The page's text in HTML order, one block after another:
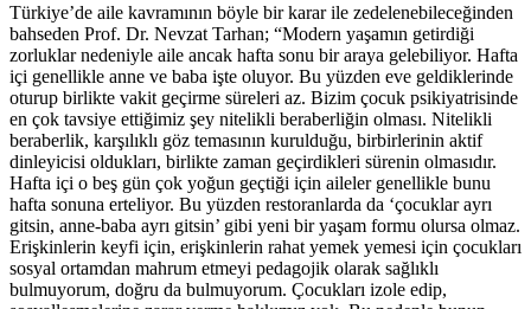
Türkiye’de aile kavramının böyle bir karar ile zedelenebileceğinden
bahseden Prof. Dr. Nevzat Tarhan; “Modern yaşamın getirdiği
zorluklar nedeniyle aile ancak hafta sonu bir araya gelebiliyor. Hafta
içi genellikle anne ve baba işte oluyor. Bu yüzden eve geldiklerinde
oturup birlikte vakit geçirme süreleri az. Bizim çocuk psikiyatrisinde
en çok tavsiye ettiğimiz şey nitelikli beraberliğin olması. Nitelikli
beraberlik, karşılıklı göz temasının kurulduğu, birbirlerinin aktif
dinleyicisi oldukları, birlikte zaman geçirdikleri sürenin olmasıdır.
Hafta içi o beş gün çok yoğun geçtiği için aileler genellikle bunu
hafta sonuna erteliyor. Bu yüzden restoranlarda da ‘çocuklar ayrı
gitsin, anne-baba ayrı gitsin’ gibi yeni bir yaşam formu olursa olmaz.
Erişkinlerin keyfi için, erişkinlerin rahat yemek yemesi için çocukları
sosyal ortamdan mahrum etmeyi pedagojik olarak sağlıklı
bulmuyorum, doğru da bulmuyorum. Çocukları izole edip,